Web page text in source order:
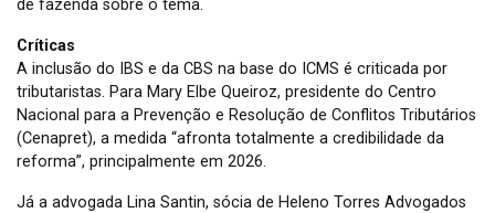
de fazenda sobre o tema.
Críticas
A inclusão do IBS e da CBS na base do ICMS é criticada por
tributaristas. Para Mary Elbe Queiroz, presidente do Centro
Nacional para a Prevenção e Resolução de Conflitos Tributários
(Cenapret), a medida “afronta totalmente a credibilidade da
reforma”, principalmente em 2026.
Já a advogada Lina Santin, sócia de Heleno Torres Advogados